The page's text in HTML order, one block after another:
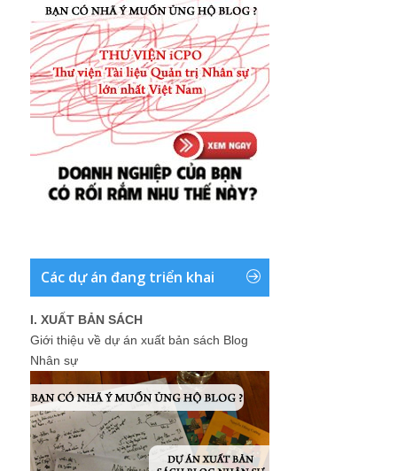
Các dự án đang triển khai
I. XUẤT BẢN SÁCH
Giới thiệu về dự án xuất bản sách Blog
Nhân sự